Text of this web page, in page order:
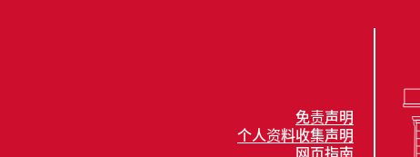
免责声明
个人资料收集声明